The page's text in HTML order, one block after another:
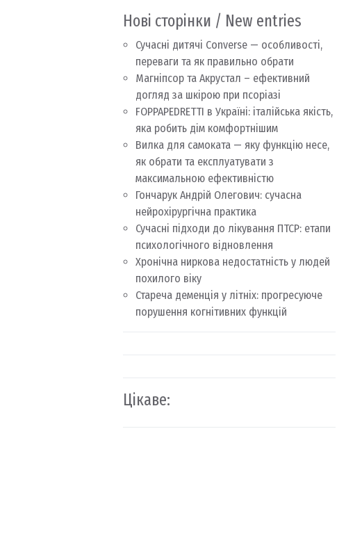
Нові сторінки / New entries
Сучасні дитячі Converse — особливості,
переваги та як правильно обрати
Магніпсор та Акрустал – ефективний
догляд за шкірою при псоріазі
FOPPAPEDRETTI в Україні: італійська якість,
яка робить дім комфортнішим
Вилка для самоката — яку функцію несе,
як обрати та експлуатувати з
максимальною ефективністю
Гончарук Андрій Олегович: сучасна
нейрохірургічна практика
Сучасні підходи до лікування ПТСР: етапи
психологічного відновлення
Хронічна ниркова недостатність у людей
похилого віку
Стареча деменція у літніх: прогресуюче
порушення когнітивних функцій
Цікаве: